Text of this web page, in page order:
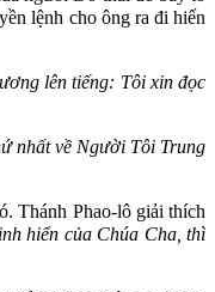
lệnh cho ông ra đi hiến
lên tiếng: Tôi xin đọc
nhất về Người Tôi Trung
Thánh Phao-lô giải thích
hiển của Chúa Cha, thì